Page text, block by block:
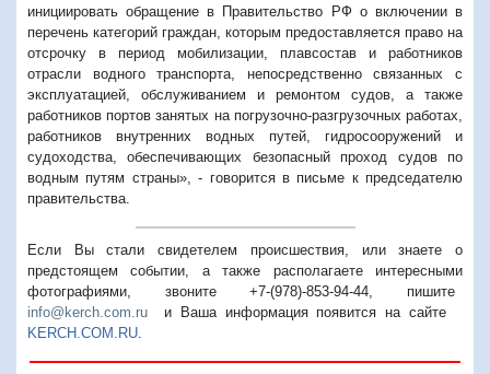
инициировать обращение в Правительство РФ о включении в
перечень категорий граждан, которым предоставляется право на
отсрочку в период мобилизации, плавсостав и работников
отрасли водного транспорта, непосредственно связанных с
эксплуатацией, обслуживанием и ремонтом судов, а также
работников портов занятых на погрузочно-разгрузочных работах,
работников внутренних водных путей, гидросооружений и
судоходства, обеспечивающих безопасный проход судов по
водным путям страны», - говорится в письме к председателю
правительства.
Если Вы стали свидетелем происшествия, или знаете о
предстоящем событии, а также располагаете интересными
фотографиями, звоните +7-(978)-853-94-44, пишите
info@kerch.com.ru и Ваша информация появится на сайте
KERCH.COM.RU